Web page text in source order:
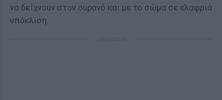
να δείχνουν στον ουρανό και με το σώμα σε ελαφριά
υπόκλιση.